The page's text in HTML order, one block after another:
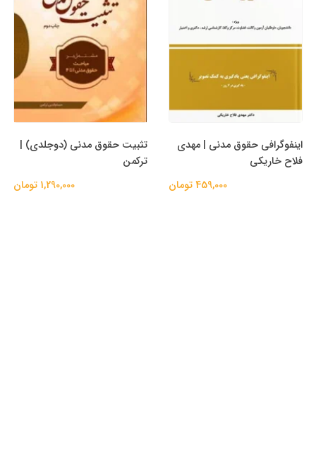
اینفوگرافی حقوق مدنی | مهدی
فلاح خاریکی
459,000 تومان
تثبیت حقوق مدنی (دوجلدی) |
ترکمن
1,290,000 تومان